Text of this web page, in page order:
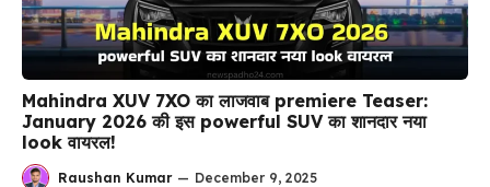
Mahindra XUV 7XO का लाजवाब premiere Teaser:
January 2026 की इस powerful SUV का शानदार नया
look वायरल!
Raushan Kumar — December 9, 2025